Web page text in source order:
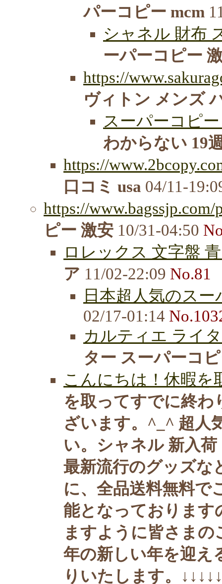
パーコピー mcm
シャネル 財布
ーパーコピー
https://
ヴィトン メンズ
スーパーコピ
わからない 19
https://
口コミ usa 04/11-
https://www.bagssjp.com/
ピー 激安 10/31-04:50
ロレックス 文字盤
ア 11/02-22:09 No.81
日本超人気のス
02/17-01:14
カルティエ ライ
ター スーパーコ
こんにちは！休暇を
を取ってすでに終わ
ざいます。^_^ 超人
い。シャネル 新入
最新流行のグッズな
に、全品送料無料で
能となっております
ますように皆さまの
年の新しい年を迎え
りいたします。